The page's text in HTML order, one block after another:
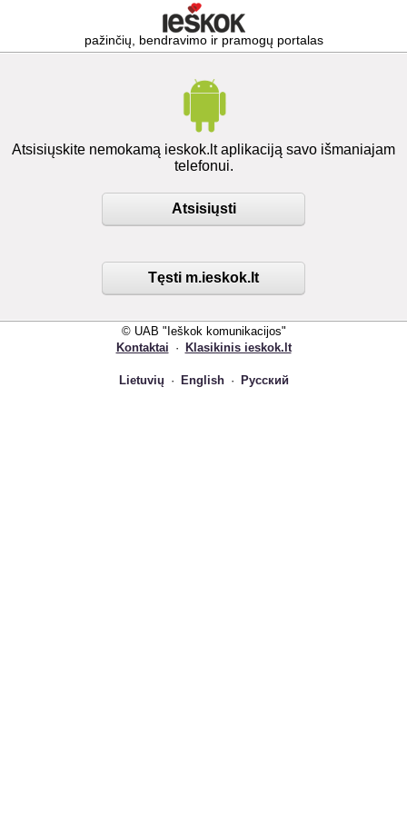
pažinčių, bendravimo ir pramogų portalas
Atsisiųskite nemokamą ieskok.lt aplikaciją savo išmaniajam
telefonui.
Atsisiųsti
Tęsti m.ieskok.lt
© UAB "Ieškok komunikacijos"
Kontaktai · Klasikinis ieskok.lt
Lietuvių · English · Русский